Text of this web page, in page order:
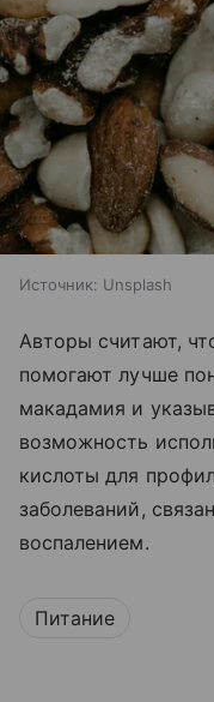
Источник: Unsplash
Авторы считают,
помогают лучше
макадамия и
возможность
кислоты для
заболеваний,
воспалением.
Питание